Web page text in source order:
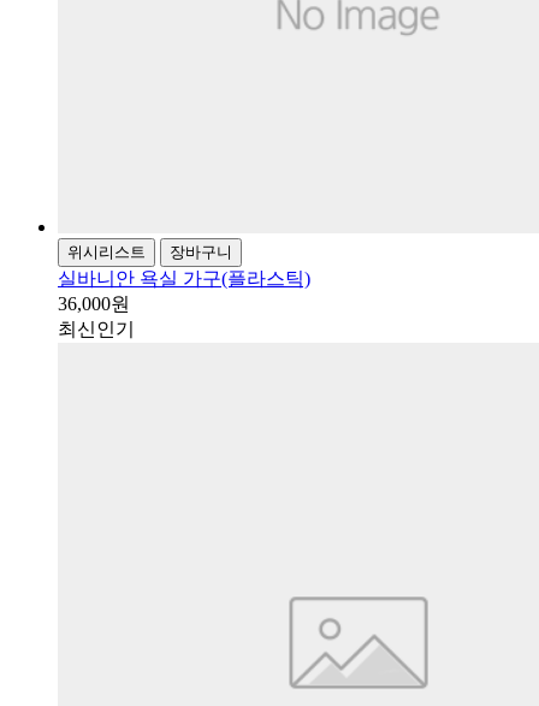
위시리스트 장바구니
실바니안 욕실 가구(플라스틱)
36,000원
최신인기